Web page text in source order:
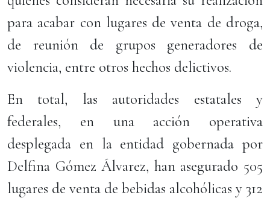
para acabar con lugares de venta de droga,
de reunión de grupos generadores de
violencia, entre otros hechos delictivos.
En total, las autoridades estatales y
federales, en una acción operativa
desplegada en la entidad gobernada por
Delfina Gómez Álvarez, han asegurado 505
lugares de venta de bebidas alcohólicas y 312